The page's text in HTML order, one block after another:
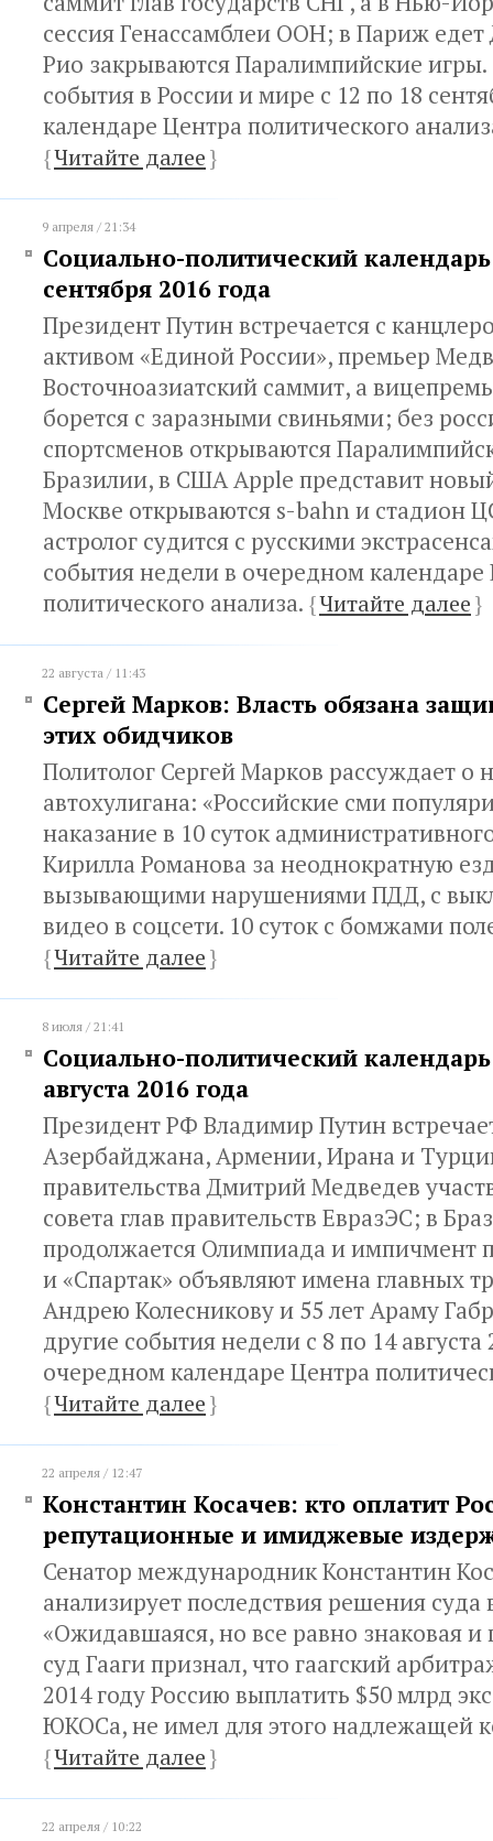
сессия Генассамблеи ООН; в Париж едет
Рио закрываются Паралимпийские игры.
события в России и мире с 12 по 18
календаре Центра политического
{Читайте далее}
9 апреля / 21:34
Социально-политический
сентября 2016 года
Президент Путин встречается с
активом «Единой России», премьер
Восточноазиатский саммит, а
борется с заразными свиньями; без
спортсменов открываются
Бразилии, в США Apple представит
Москве открываются s-bahn и стадион
астролог судится с русскими
события недели в очередном календаре
политического анализа. {Читайте далее}
22 августа / 11:43
Сергей Марков: Власть обязана
этих обидчиков
Политолог Сергей Марков рассуждает о
автохулигана: «Российские сми
наказание в 10 суток
Кирилла Романова за неоднократную
вызывающими нарушениями ПДД, с
видео в соцсети. 10 суток с бомжами
{Читайте далее}
8 июля / 21:41
Социально-политический
августа 2016 года
Президент РФ Владимир Путин
Азербайджана, Армении, Ирана и
правительства Дмитрий Медведев
совета глав правительств ЕвразЭС; в
продолжается Олимпиада и импичмент
и «Спартак» объявляют имена главных
Андрею Колесникову и 55 лет Араму
другие события недели с 8 по 14 августа
очередном календаре Центра
{Читайте далее}
22 апреля / 12:47
Константин Косачев: кто оплатит
репутационные и имиджевые
Сенатор международник Константин
анализирует последствия решения суда
«Ожидавшаяся, но все равно знаковая и
суд Гааги признал, что гаагский
2014 году Россию выплатить $50 млрд
ЮКОСа, не имел для этого надлежащей
{Читайте далее}
22 апреля / 10:22